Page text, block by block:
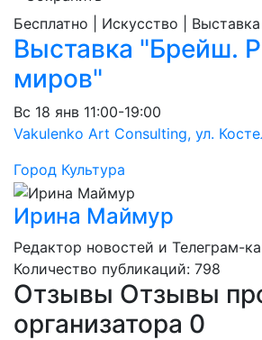
Бесплатно | Искусство | Выставка
Выставка "Брейш.
миров"
Вс 18 янв 11:00-19:00
Vakulenko Art Consulting, ул.
Город Культура
Ирина Маймур
Редактор новостей и Телеграм-
Количество публикаций: 798
Отзывы Отзывы
организатора 0